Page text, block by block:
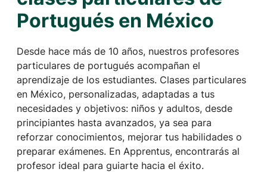
Portugués en México
Desde hace más de 10 años, nuestros profesores
particulares de portugués acompañan el
aprendizaje de los estudiantes. Clases particulares
en México, personalizadas, adaptadas a tus
necesidades y objetivos: niños y adultos, desde
principiantes hasta avanzados, ya sea para
reforzar conocimientos, mejorar tus habilidades o
preparar exámenes. En Apprentus, encontrarás al
profesor ideal para guiarte hacia el éxito.